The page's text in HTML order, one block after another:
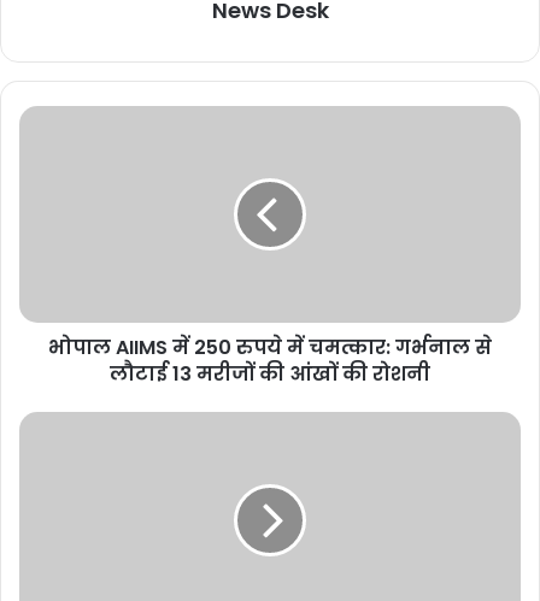
News Desk
भोपाल AIIMS में 250 रुपये में चमत्कार: गर्भनाल से
लौटाई 13 मरीजों की आंखों की रोशनी